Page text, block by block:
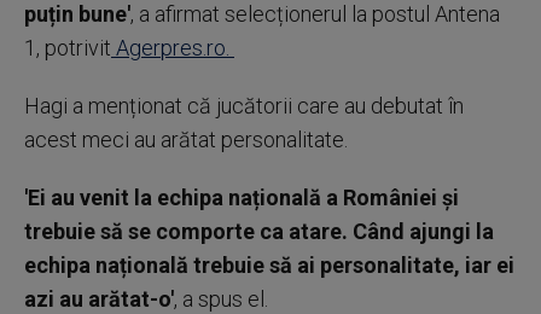
puțin bune', a afirmat selecționerul la postul Antena
1, potrivit Agerpres.ro.
Hagi a menționat că jucătorii care au debutat în
acest meci au arătat personalitate.
'Ei au venit la echipa națională a României și
trebuie să se comporte ca atare. Când ajungi la
echipa națională trebuie să ai personalitate, iar ei
azi au arătat-o', a spus el.